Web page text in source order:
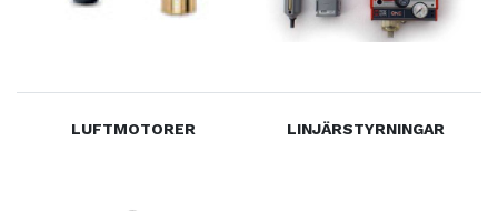
LUFTMOTORER LINJÄRSTYRNINGAR